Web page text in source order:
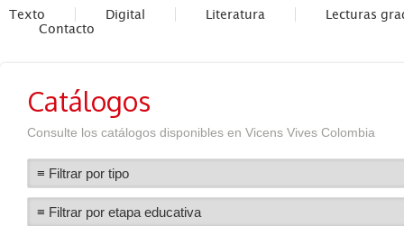
Texto Digital Literatura
Lecturas
Contacto
Catálogos
Consulte los catálogos disponibles en Vicens Vives Colombia